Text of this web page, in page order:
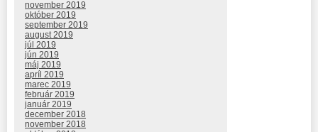
november 2019
október 2019
september 2019
august 2019
júl 2019
jún 2019
máj 2019
apríl 2019
marec 2019
február 2019
január 2019
december 2018
november 2018